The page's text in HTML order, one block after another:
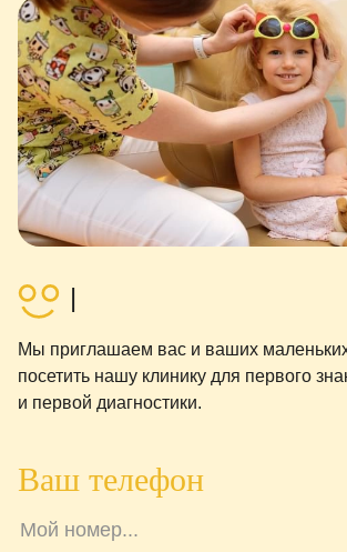
|
Мы приглашаем вас и ваших
посетить нашу клинику для первого
и первой диагностики.
Ваш телефон